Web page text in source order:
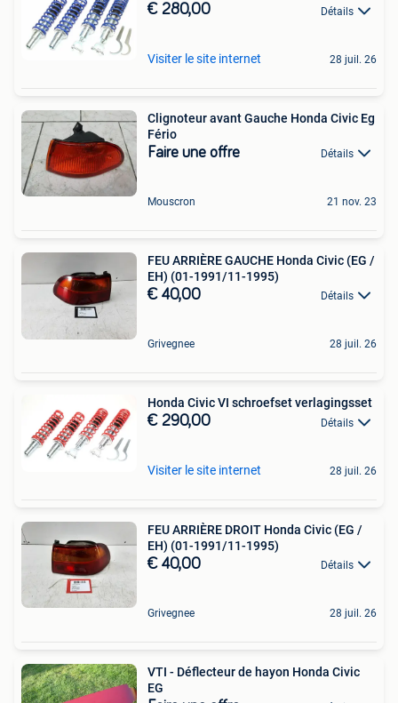
€ 280,00 Détails
Visiter le site internet 28 juil. 26
Clignoteur avant Gauche Honda Civic Eg
Fério
Faire une offre Détails
Mouscron 21 nov. 23
FEU ARRIÈRE GAUCHE Honda Civic (EG /
EH) (01-1991/11-1995)
€ 40,00 Détails
Grivegnee 28 juil. 26
Honda Civic VI schroefset verlagingsset
€ 290,00 Détails
Visiter le site internet 28 juil. 26
FEU ARRIÈRE DROIT Honda Civic (EG /
EH) (01-1991/11-1995)
€ 40,00 Détails
Grivegnee 28 juil. 26
VTI - Déflecteur de hayon Honda Civic
EG